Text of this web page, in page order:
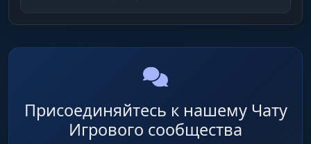
Присоединяйтесь к нашему Чату
Игрового сообщества